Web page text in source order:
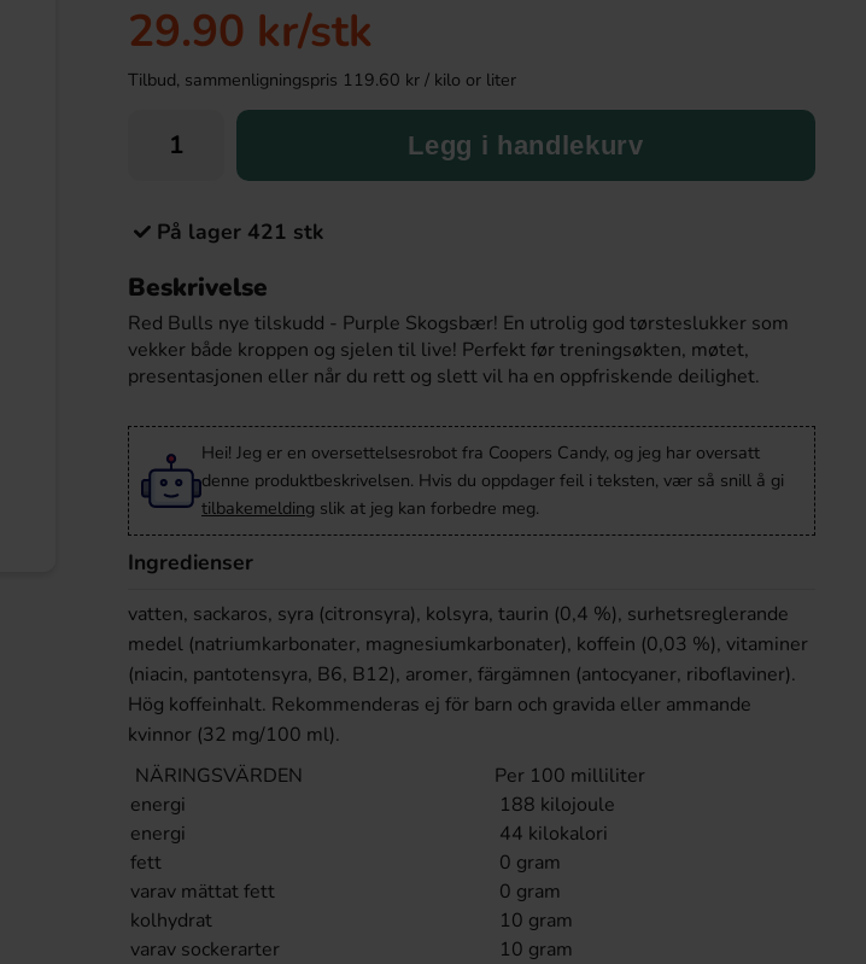
Sunshine Delight Sweet Strawberry
Mango 100g
38.90 kr 717.60 kr 669.90 kr
29.90 kr/stk
Tilbud, sammenligningspris 119.60 kr / kilo or liter
Legg i handlekurv
På lager 421 stk
Beskrivelse
Red Bulls nye tilskudd - Purple Skogsbær! En utrolig god tørsteslukker som
vekker både kroppen og sjelen til live! Perfekt før treningsøkten, møtet,
presentasjonen eller når du rett og slett vil ha en oppfriskende deilighet.
Hei! Jeg er en oversettelsesrobot fra Coopers Candy, og jeg har oversatt
denne produktbeskrivelsen. Hvis du oppdager feil i teksten, vær så snill å gi
tilbakemelding slik at jeg kan forbedre meg.
Ingredienser
vatten, sackaros, syra (citronsyra), kolsyra, taurin (0,4 %), surhetsreglerande
medel (natriumkarbonater, magnesiumkarbonater), koffein (0,03 %), vitaminer
(niacin, pantotensyra, B6, B12), aromer, färgämnen (antocyaner, riboflaviner).
Hög koffeinhalt. Rekommenderas ej för barn och gravida eller ammande
kvinnor (32 mg/100 ml).
NÄRINGSVÄRDEN
Per 100 milliliter
energi
188 kilojoule
energi
44 kilokalori
fett
0 gram
varav mättat fett
0 gram
kolhydrat
10 gram
varav sockerarter
10 gram